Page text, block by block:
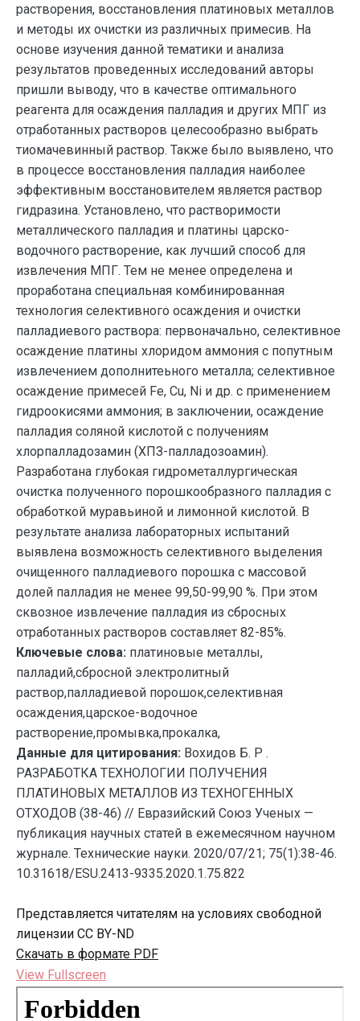
растворения, восстановления платиновых металлов
и методы их очистки из различных примесив. На
основе изучения данной тематики и анализа
результатов проведенных исследований авторы
пришли выводу, что в качестве оптимального
реагента для осаждения палладия и других МПГ из
отработанных растворов целесообразно выбрать
тиомачевинный раствор. Также было выявлено, что
в процессе восстановления палладия наиболее
эффективным восстановителем является раствор
гидразина. Установлено, что растворимости
металлического палладия и платины царско-
водочного растворение, как лучший способ для
извлечения МПГ. Тем не менее определена и
проработана специальная комбинированная
технология селективного осаждения и очистки
палладиевого раствора: первоначально, cелективное
осаждение платины хлоридом аммония с попутным
извлечением дополнитеьного металла; селективное
осаждение примесей Fe, Cu, Ni и др. с применением
гидроокисями аммония; в заключении, осаждение
палладия соляной кислотой с получениям
хлорпалладозамин (ХПЗ-палладозоамин).
Разработана глубокая гидрометаллургическая
очистка полученного порошкообразного палладия с
обработкой муравьиной и лимонной кислотой. В
результате анализа лабораторных испытаний
выявлена возможность селективного выделения
очищенного палладиевого порошка с массовой
долей палладия не менее 99,50-99,90 %. При этом
сквозное извлечение палладия из сбросных
отработанных растворов составляет 82-85%.
Ключевые слова: платиновые металлы,
палладий,сбросной электролитный
раствор,палладиевой порошок,селективная
осаждения,царское-водочное
растворение,промывка,прокалка,
Данные для цитирования: Вохидов Б. Р .
РАЗРАБОТКА ТЕХНОЛОГИИ ПОЛУЧЕНИЯ
ПЛАТИНОВЫХ МЕТАЛЛОВ ИЗ ТЕХНОГЕННЫХ
ОТХОДОВ (38-46) // Евразийский Союз Ученых —
публикация научных статей в ежемесячном научном
журнале. Технические науки. 2020/07/21; 75(1):38-46.
10.31618/ESU.2413-9335.2020.1.75.822
Представляется читателям на условиях свободной
лицензии CC BY-ND
Скачать в формате PDF
View Fullscreen
Перейти